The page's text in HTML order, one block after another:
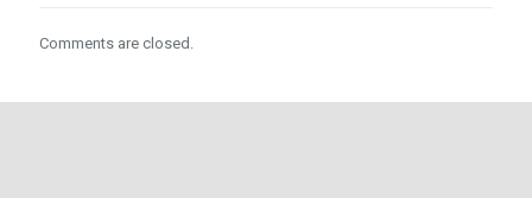
Comments are closed.